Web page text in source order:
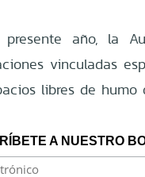
año, la
vinculadas
libres de humo
A NUESTRO